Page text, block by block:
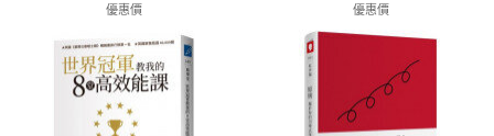
優惠價
效的勇氣領導
優惠價
72折 259元